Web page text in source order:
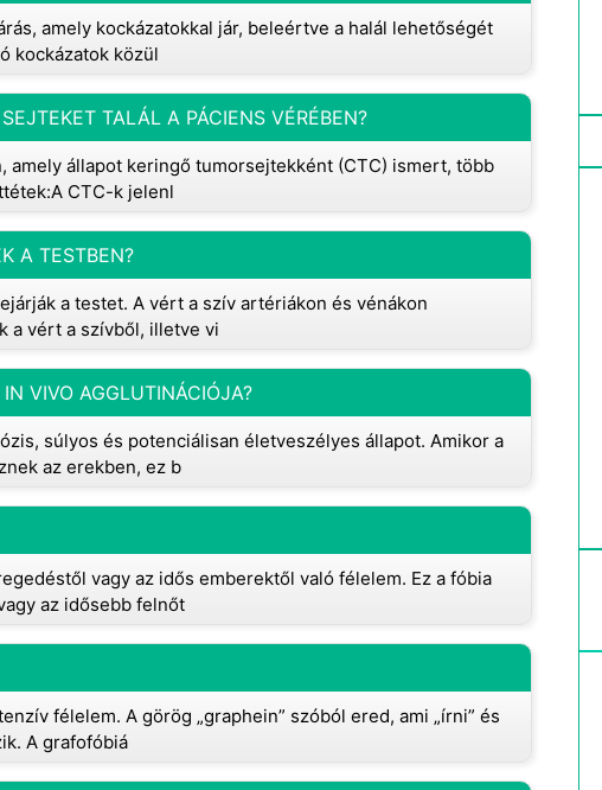
amely kockázatokkal jár, beleértve a halál lehetőségét
kockázatok közül
TALÁL A PÁCIENS VÉRÉBEN?
amely állapot keringő tumorsejtekként (CTC) ismert, több
CTC-k jelenl
A TESTBEN?
a testet. A vért a szív artériákon és vénákon
a vért a szívből, illetve vi
VIVO AGGLUTINÁCIÓJA?
súlyos és potenciálisan életveszélyes állapot. Amikor a
az erekben, ez b
vagy az idős emberektől való félelem. Ez a fóbia
az idősebb felnőt
félelem. A görög „graphein” szóból ered, ami „írni” és
A grafofóbiá